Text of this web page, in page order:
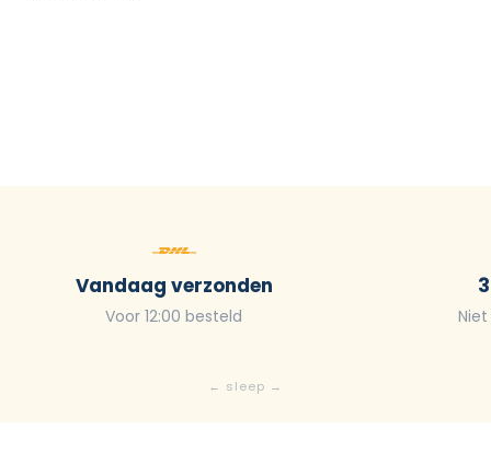
Vandaag verzonden
Voor 12:00 besteld